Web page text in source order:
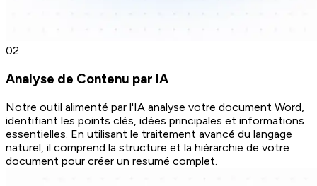
02
Analyse de Contenu par IA
Notre outil alimenté par l'IA analyse votre document Word,
identifiant les points clés, idées principales et informations
essentielles. En utilisant le traitement avancé du langage
naturel, il comprend la structure et la hiérarchie de votre
document pour créer un resumé complet.